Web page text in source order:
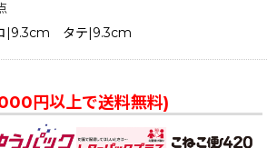
|9.3cm タテ|9.3cm
円以上で送料無料)